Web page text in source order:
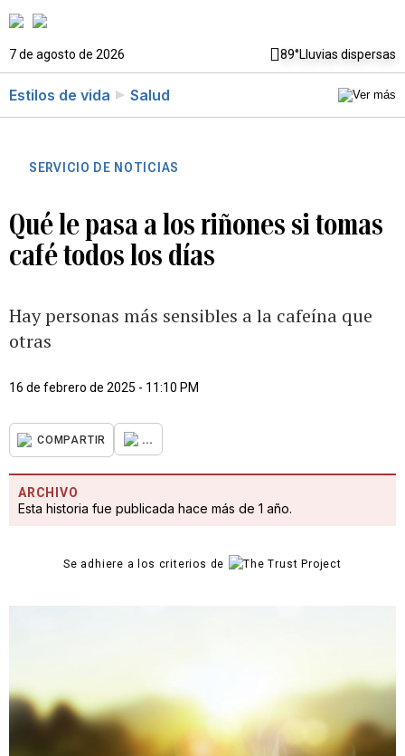
7 de agosto de 2026 89°Lluvias dispersas
Estilos de vida Salud
SERVICIO DE NOTICIAS
Qué le pasa a los riñones si tomas
café todos los días
Hay personas más sensibles a la cafeína que
otras
16 de febrero de 2025 - 11:10 PM
COMPARTIR ...
ARCHIVO
Esta historia fue publicada hace más de 1 año.
Se adhiere a los criterios de